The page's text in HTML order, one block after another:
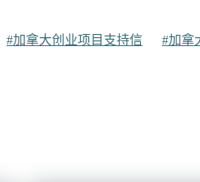
#加拿大创业项目支持信 #加拿